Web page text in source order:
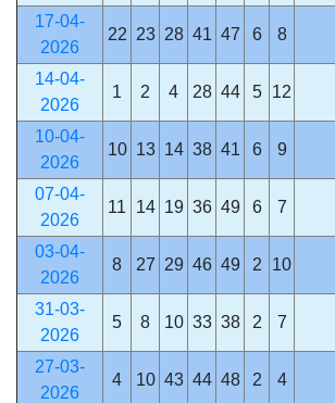
17-04-
2026
22 23 28 41 47 6 8
14-04-
2026
1 2 4 28 44 5 12
10-04-
2026
10 13 14 38 41 6 9
07-04-
2026
11 14 19 36 49 6 7
03-04-
2026
8 27 29 46 49 2 10
31-03-
2026
5 8 10 33 38 2 7
27-03-
2026
4 10 43 44 48 2 4